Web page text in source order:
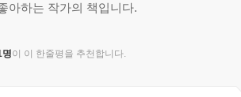
아하는 작가의 책입니다.
명이 이 한줄평을 추천합니다.